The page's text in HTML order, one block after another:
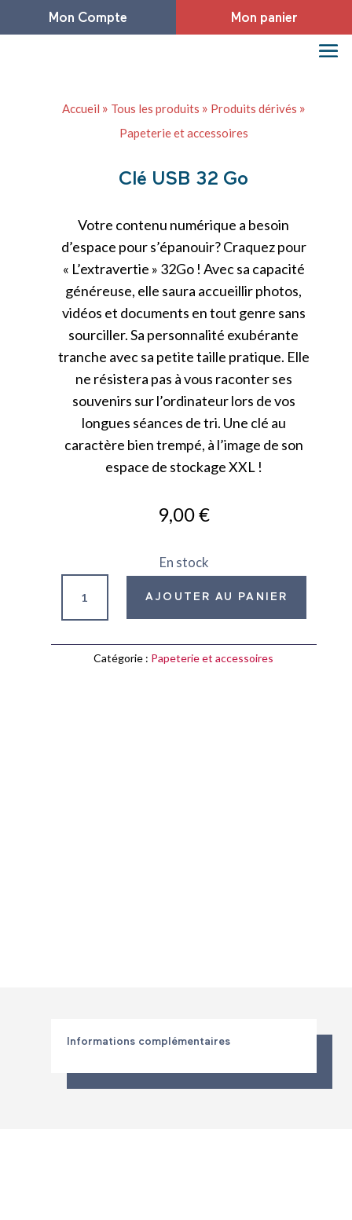
Mon Compte Mon panier
Accueil » Tous les produits » Produits dérivés »
Papeterie et accessoires
Clé USB 32 Go
Votre contenu numérique a besoin
d’espace pour s’épanouir? Craquez pour
« L’extravertie » 32Go ! Avec sa capacité
généreuse, elle saura accueillir photos,
vidéos et documents en tout genre sans
sourciller. Sa personnalité exubérante
tranche avec sa petite taille pratique. Elle
ne résistera pas à vous raconter ses
souvenirs sur l’ordinateur lors de vos
longues séances de tri. Une clé au
caractère bien trempé, à l’image de son
espace de stockage XXL !
9,00€
En stock
AJOUTER AU PANIER
Catégorie : Papeterie et accessoires
Informations complémentaires